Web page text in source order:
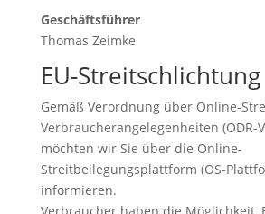
Geschäftsführer
Thomas Zeimke
EU-Streitschlichtung
Gemäß Verordnung über Online-
Verbraucherangelegenheiten (ODR-
möchten wir Sie über die Online-
Streitbeilegungsplattform (OS-
informieren.